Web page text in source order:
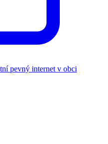
pevný internet v obci